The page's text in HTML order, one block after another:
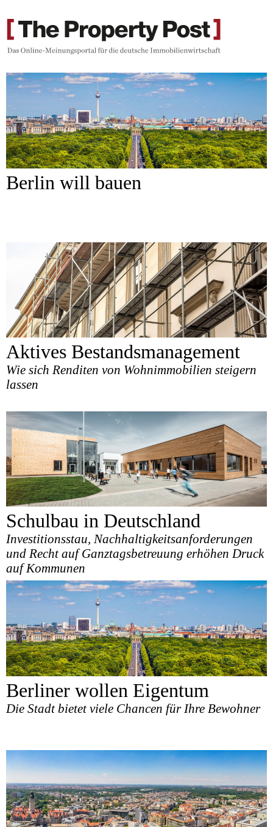
Berlin will bauen
Aktives Bestandsmanagement
Wie sich Renditen von Wohnimmobilien steigern
lassen
Schulbau in Deutschland
Investitionsstau, Nachhaltigkeitsanforderungen
und Recht auf Ganztagsbetreuung erhöhen Druck
auf Kommunen
Berliner wollen Eigentum
Die Stadt bietet viele Chancen für Ihre Bewohner